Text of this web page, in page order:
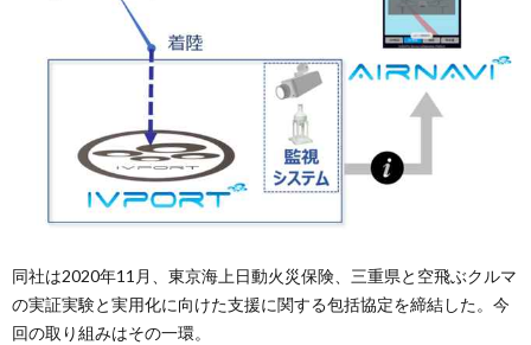
同社は2020年11⽉、東京海上日動火災保険、三重県と空⾶ぶクルマ
の実証実験と実⽤化に向けた支援に関する包括協定を締結した。今
回の取り組みはその一環。